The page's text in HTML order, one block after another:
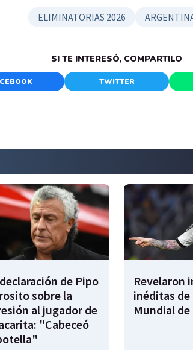
ELIMINATORIAS 2026
SI TE INTERESÓ, COMPARTILO
TWITTER
de Pipo
sobre la
al jugador de
"Cabeceó
Revelaron
inéditas de
Mundial